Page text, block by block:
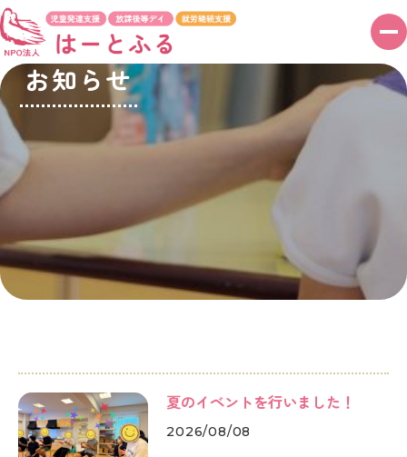
ュ
ー
お知らせ
2026/08/08
夏のイベントを行いました！